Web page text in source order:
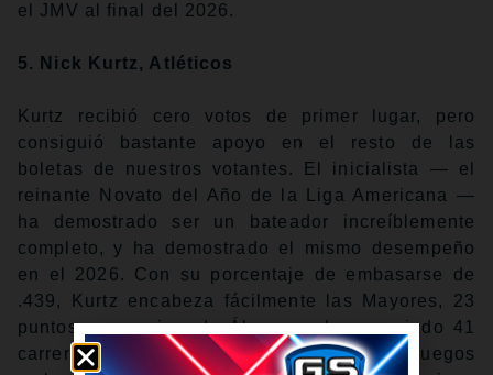
el JMV al final del 2026.
5. Nick Kurtz, Atléticos
Kurtz recibió cero votos de primer lugar, pero
consiguió bastante apoyo en el resto de las
boletas de nuestros votantes. El inicialista — el
reinante Novato del Año de la Liga Americana —
ha demostrado ser un bateador increíblemente
completo, y ha demostrado el mismo desempeño
en el 2026. Con su porcentaje de embasarse de
.439, Kurtz encabeza fácilmente las Mayores, 23
puntos por encima de Álvarez y ha empujado 41
carreras, más OPS de .939. Su racha de 48 juegos